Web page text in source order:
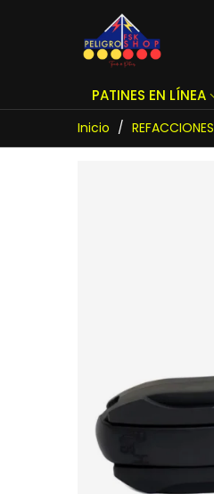
PATINES EN LÍNEA
Inicio / REFACCIONES